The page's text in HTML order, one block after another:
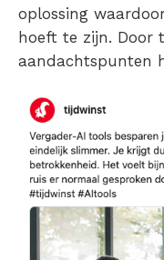
oplossing
hoeft te zijn. Door
aandachtspunten